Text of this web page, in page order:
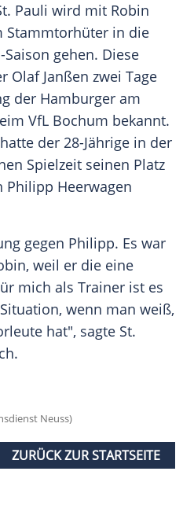
Pauli wird mit Robin
Stammtorhüter in die
gehen. Diese
Olaf Janßen zwei Tage
der Hamburger am
VfL Bochum bekannt.
der 28-Jährige in der
Spielzeit seinen Platz
Philipp Heerwagen
gegen Philipp. Es war
, weil er die eine
mich als Trainer ist es
wenn man weiß,
hat", sagte St.
Neuss)
ZURÜCK ZUR STARTSEITE